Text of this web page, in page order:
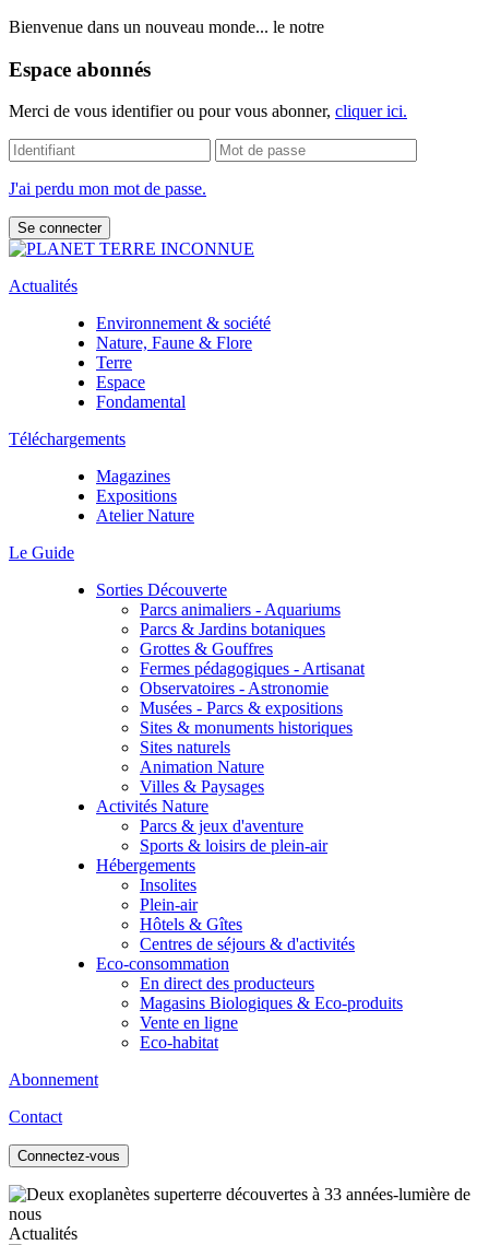
Bienvenue dans un nouveau monde... le notre
Espace abonnés
Merci de vous identifier ou pour vous abonner, cliquer ici.
J'ai perdu mon mot de passe.
Actualités
Environnement & société
Nature, Faune & Flore
Terre
Espace
Fondamental
Téléchargements
Magazines
Expositions
Atelier Nature
Le Guide
Sorties Découverte
Parcs animaliers - Aquariums
Parcs & Jardins botaniques
Grottes & Gouffres
Fermes pédagogiques - Artisanat
Observatoires - Astronomie
Musées - Parcs & expositions
Sites & monuments historiques
Sites naturels
Animation Nature
Villes & Paysages
Activités Nature
Parcs & jeux d'aventure
Sports & loisirs de plein-air
Hébergements
Insolites
Plein-air
Hôtels & Gîtes
Centres de séjours & d'activités
Eco-consommation
En direct des producteurs
Magasins Biologiques & Eco-produits
Vente en ligne
Eco-habitat
Abonnement
Contact
Connectez-vous
Actualités